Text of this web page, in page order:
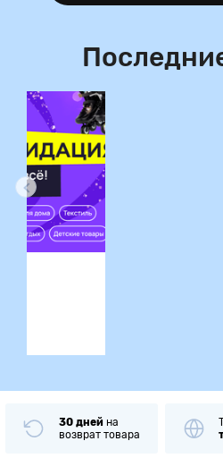
30 дней на
возврат товара